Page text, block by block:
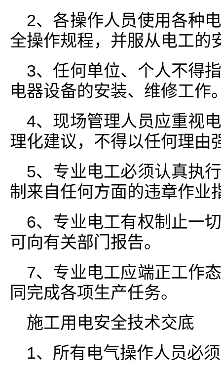
2、各操作人员使用各种
全操作规程，并服从电工的
3、任何单位、个人不得
电器设备的安装、维修工作
4、现场管理人员应重视
理化建议，不得以任何理由
5、专业电工必须认真执
制来自任何方面的违章作业
6、专业电工有权制止一
可向有关部门报告。
7、专业电工应端正工作
同完成各项生产任务。
施工用电安全技术交底
1、所有电气操作人员必